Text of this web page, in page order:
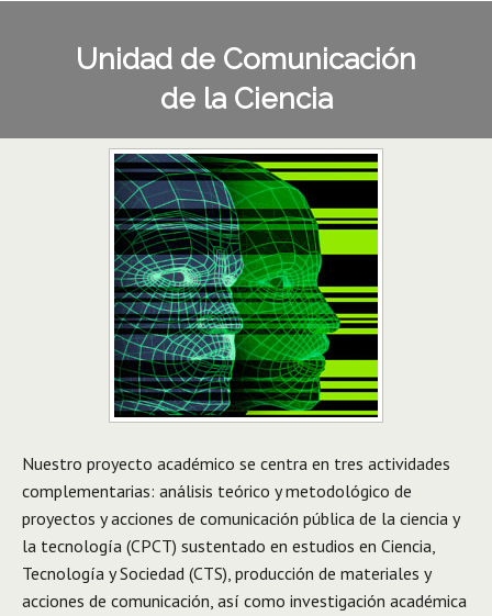
Nuestro proyecto académico se centra en tres actividades
complementarias: análisis teórico y metodológico de
proyectos y acciones de comunicación pública de la ciencia y
la tecnología (CPCT) sustentado en estudios en Ciencia,
Tecnología y Sociedad (CTS), producción de materiales y
acciones de comunicación, así como investigación académica
Unidad de Comunicación
de la Ciencia